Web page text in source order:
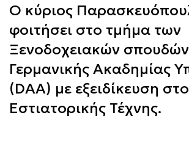
Ο κύριος
φοιτήσει στο τμήμα των
Ξενοδοχειακών
Γερμανικής Ακαδημίας
(DAA) με εξειδίκευση
Εστιατορικής Τέχνης.